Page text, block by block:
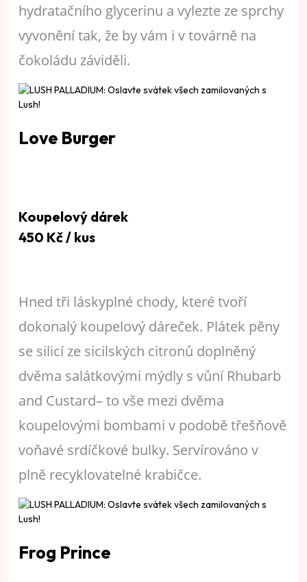
hydratačního glycerinu a vylezte ze sprchy
vyvonění tak, že by vám i v továrně na
čokoládu záviděli.
Love Burger
Koupelový dárek
450 Kč / kus
Hned tři láskyplné chody, které tvoří
dokonalý koupelový dáreček. Plátek pěny
se silicí ze sicilských citronů doplněný
dvěma salátkovými mýdly s vůní Rhubarb
and Custard– to vše mezi dvěma
koupelovými bombami v podobě třešňově
voňavé srdíčkové bulky. Servírováno v
plně recyklovatelné krabičce.
Frog Prince